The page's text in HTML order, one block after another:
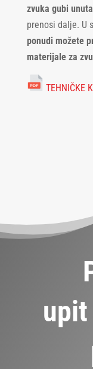
zvuka gubi
prenosi dalje. U
ponudi možete
materijale za
TEHNIČKE